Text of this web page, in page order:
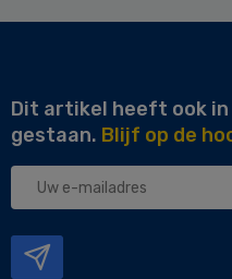
Dit artikel heeft ook
gestaan. Blijf op de
Uw